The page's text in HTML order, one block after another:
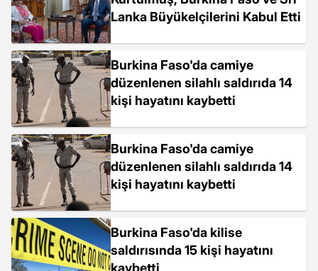
Lanka Büyükelçilerini Kabul Etti
Burkina Faso'da camiye
düzenlenen silahlı saldırıda 14
kişi hayatını kaybetti
Burkina Faso'da camiye
düzenlenen silahlı saldırıda 14
kişi hayatını kaybetti
Burkina Faso'da kilise
saldırısında 15 kişi hayatını
kaybetti